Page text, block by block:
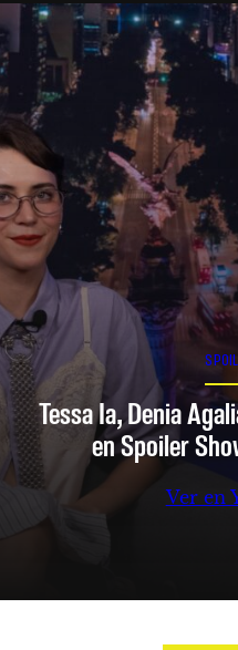
Tessa Ia, Denia
en Spoiler
Ver en